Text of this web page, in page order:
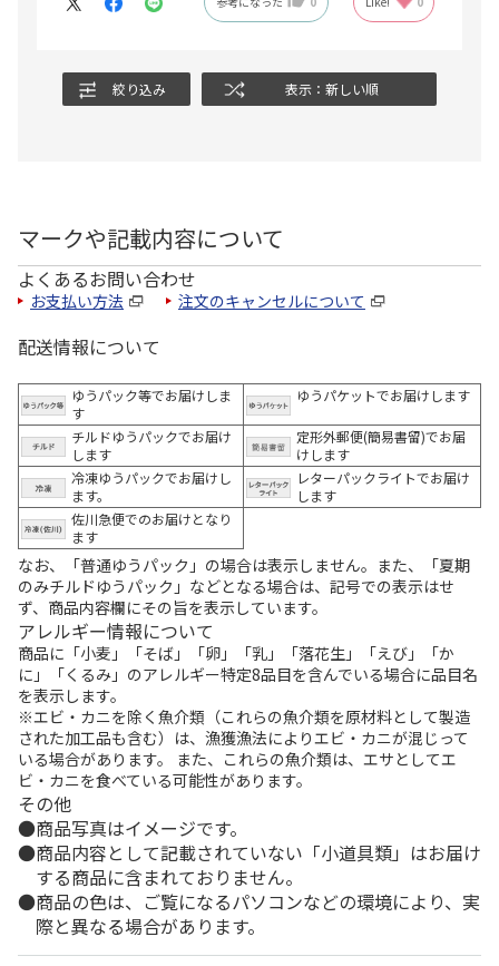
絞り込み 表示：新しい順
マークや記載内容について
よくあるお問い合わせ
お支払い方法 注文のキャンセルについて
配送情報について
ゆうパック等でお届けしま
す
ゆうパケットでお届けします
チルドゆうパックでお届け
します
定形外郵便(簡易書留)でお届
けします
冷凍ゆうパックでお届けし
ます。
レターパックライトでお届け
します
佐川急便でのお届けとなり
ます
なお、「普通ゆうパック」の場合は表示しません。また、「夏期
のみチルドゆうパック」などとなる場合は、記号での表示はせ
ず、商品内容欄にその旨を表示しています。
アレルギー情報について
商品に「小麦」「そば」「卵」「乳」「落花生」「えび」「か
に」「くるみ」のアレルギー特定8品目を含んでいる場合に品目名
を表示します。
※エビ・カニを除く魚介類（これらの魚介類を原材料として製造
された加工品も含む）は、漁獲漁法によりエビ・カニが混じって
いる場合があります。 また、これらの魚介類は、エサとしてエ
ビ・カニを食べている可能性があります。
その他
商品写真はイメージです。
商品内容として記載されていない「小道具類」はお届け
する商品に含まれておりません。
商品の色は、ご覧になるパソコンなどの環境により、実
際と異なる場合があります。